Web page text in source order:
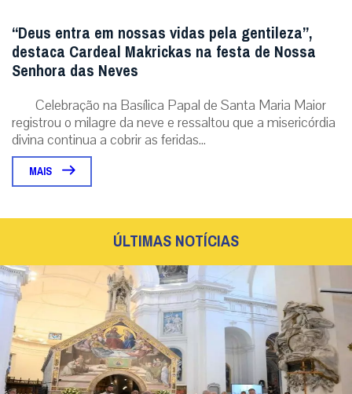
“Deus entra em nossas vidas pela gentileza”,
destaca Cardeal Makrickas na festa de Nossa
Senhora das Neves
Celebração na Basílica Papal de Santa Maria Maior
registrou o milagre da neve e ressaltou que a misericórdia
divina continua a cobrir as feridas...
MAIS
ÚLTIMAS NOTÍCIAS